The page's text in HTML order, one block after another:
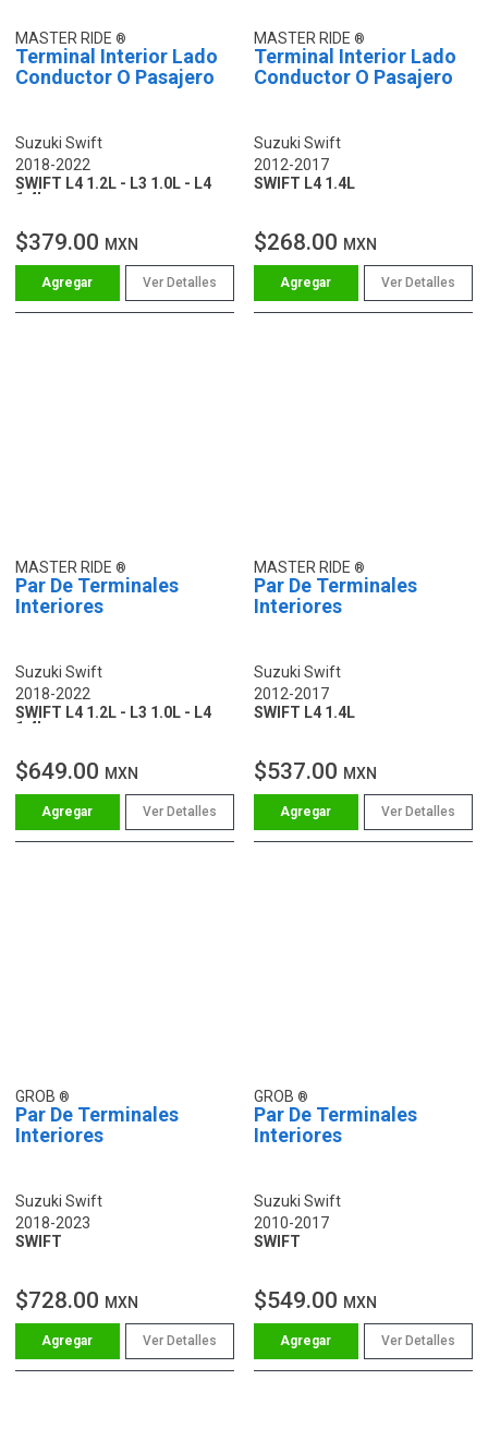
MASTER RIDE
Terminal Interior Lado
Conductor O Pasajero
Suzuki Swift
2018-2022
SWIFT L4 1.2L - L3 1.0L - L4
1.4L
$379.00 MXN
Ver Detalles
MASTER RIDE
Terminal Interior Lado
Conductor O Pasajero
Suzuki Swift
2012-2017
SWIFT L4 1.4L
$268.00 MXN
Ver Detalles
MASTER RIDE
Par De Terminales
Interiores
Suzuki Swift
2018-2022
SWIFT L4 1.2L - L3 1.0L - L4
1.4L
$649.00 MXN
Ver Detalles
MASTER RIDE
Par De Terminales
Interiores
Suzuki Swift
2012-2017
SWIFT L4 1.4L
$537.00 MXN
Ver Detalles
GROB
Par De Terminales
Interiores
Suzuki Swift
2018-2023
SWIFT
$728.00 MXN
Ver Detalles
GROB
Par De Terminales
Interiores
Suzuki Swift
2010-2017
SWIFT
$549.00 MXN
Ver Detalles